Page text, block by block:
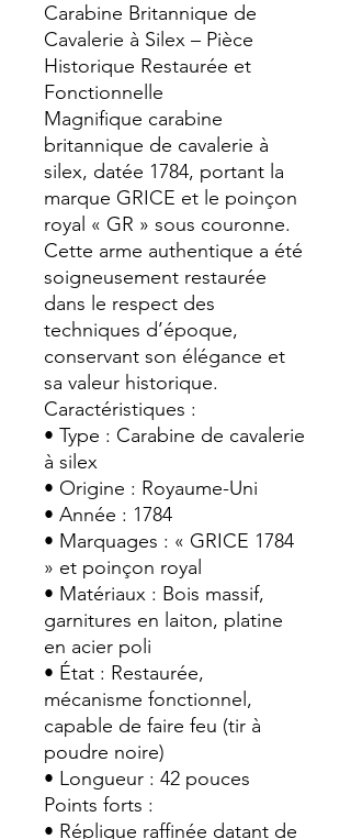
Carabine Britannique de
Cavalerie à Silex – Pièce
Historique Restaurée et
Fonctionnelle
Magnifique carabine
britannique de cavalerie à
silex, datée 1784, portant la
marque GRICE et le poinçon
royal « GR » sous couronne.
Cette arme authentique a été
soigneusement restaurée
dans le respect des
techniques d’époque,
conservant son élégance et
sa valeur historique.
Caractéristiques :
• Type : Carabine de cavalerie
à silex
• Origine : Royaume-Uni
• Année : 1784
• Marquages : « GRICE 1784
» et poinçon royal
• Matériaux : Bois massif,
garnitures en laiton, platine
en acier poli
• État : Restaurée,
mécanisme fonctionnel,
capable de faire feu (tir à
poudre noire)
• Longueur : 42 pouces
Points forts :
• Réplique raffinée datant de